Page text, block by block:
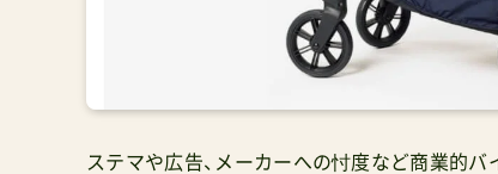
ステマや広告、メーカーへの忖度など商業的バ